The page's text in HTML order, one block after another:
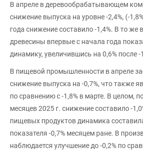
В апреле в деревообрабатывающем
снижение выпуска на уровне -2,4%, (-
года снижение составило -1,4%. В то же
древесины впервые с начала года
динамику, увеличившись на 0,6% после -
В пищевой промышленности в апреле
снижение выпуска на -0,7%, что также
по сравнению с -1,8% в марте. В целом,
месяцев 2025 г. снижение составило -
пищевых продуктов динамика
показателя -0,7% месяцем ране. В
наблюдается улучшение до -0,2% по